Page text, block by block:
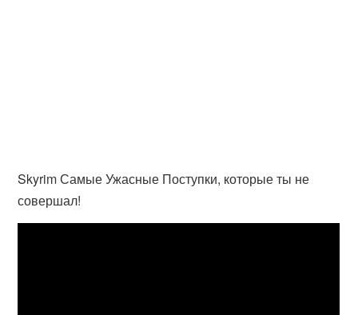
Skyrim Самые Ужасные Поступки, которые ты не
совершал!